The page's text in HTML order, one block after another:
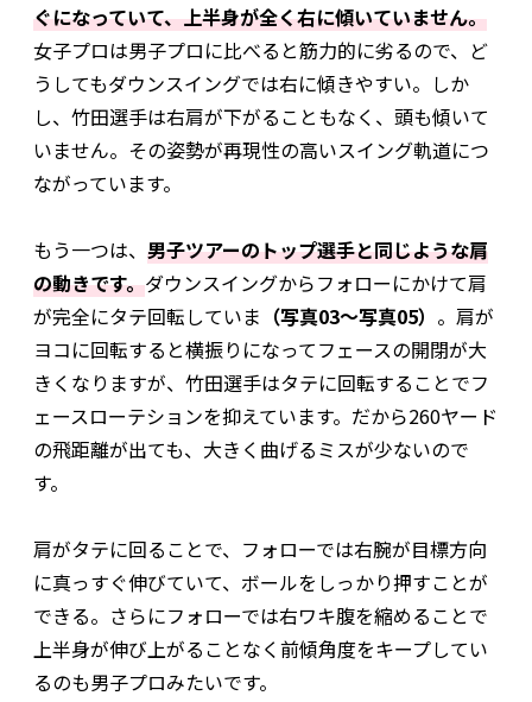
ぐになっていて、上半身が全く右に傾いていません。
女子プロは男子プロに比べると筋力的に劣るので、ど
うしてもダウンスイングでは右に傾きやすい。しか
し、竹田選手は右肩が下がることもなく、頭も傾いて
いません。その姿勢が再現性の高いスイング軌道につ
ながっています。
もう一つは、 男子ツアーのトップ選手と同じような肩
の動きです。ダウンスイングからフォローにかけて肩
が完全にタテ回転していま （写真03〜写真05） 。肩が
ヨコに回転すると横振りになってフェースの開閉が大
きくなりますが、竹田選手はタテに回転することでフ
ェースローテションを抑えています。だから260ヤード
の飛距離が出ても、大きく曲げるミスが少ないので
す。
肩がタテに回ることで、フォローでは右腕が目標方向
に真っすぐ伸びていて、ボールをしっかり押すことが
できる。さらにフォローでは右ワキ腹を縮めることで
上半身が伸び上がることなく前傾角度をキープしてい
るのも男子プロみたいです。